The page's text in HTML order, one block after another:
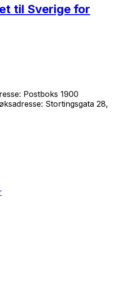
til Sverige for
Postboks 1900
Stortingsgata 28,